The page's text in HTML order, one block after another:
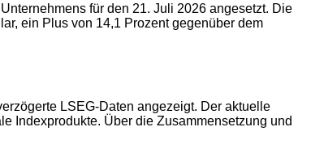
für den 21. Juli 2026 angesetzt. Die
ein Plus von 14,1 Prozent gegenüber dem
LSEG-Daten angezeigt. Der aktuelle
Indexprodukte. Über die Zusammensetzung und